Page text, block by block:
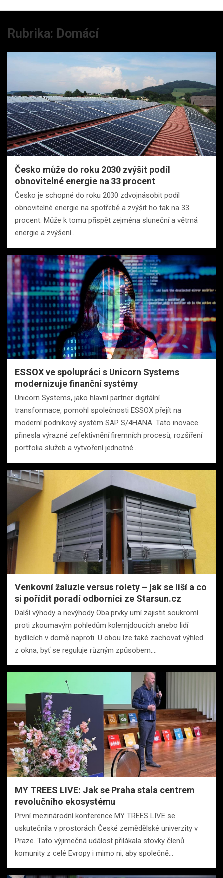
Rubrika: Domácí
Česko může do roku 2030 zvýšit podíl
obnovitelné energie na 33 procent
Česko je schopné do roku 2030 zdvojnásobit podíl
obnovitelné energie na spotřebě a zvýšit ho tak na 33
procent. Může k tomu přispět zejména sluneční a větrná
energie a zvýšení…
ESSOX ve spolupráci s Unicorn Systems
modernizuje finanční systémy
Unicorn Systems, jako hlavní partner digitální
transformace, pomohl společnosti ESSOX přejít na
moderní podnikový systém SAP S/4HANA. Tato inovace
přinesla výrazné zefektivnění firemních procesů, rozšíření
portfolia služeb a vytvoření jednotné…
Venkovní žaluzie versus rolety – jak se liší a co
si pořídit poradí odborníci ze Starsun.cz
Další výhody a nevýhody Oba prvky umí zajistit soukromí
proti zkoumavým pohledům kolemjdoucích anebo lidí
bydlících v domě naproti. U obou lze také zachovat výhled
z okna, byť se reguluje různým způsobem.…
MY TREES LIVE: Jak se Praha stala centrem
revolučního ekosystému
První mezinárodní konference MY TREES LIVE se
uskutečnila v prostorách České zemědělské univerzity v
Praze. Tato výjimečná událost přilákala stovky členů
komunity z celé Evropy i mimo ni, aby společně…